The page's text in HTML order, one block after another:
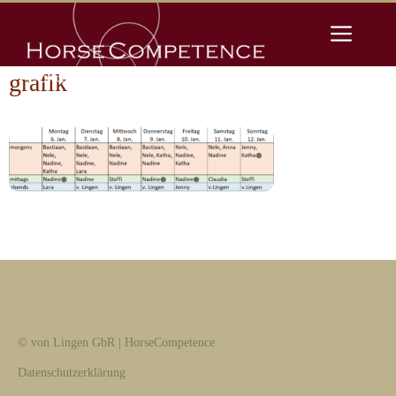
springen
grafik
© von Lingen GbR | HorseCompetence
Datenschutzerklärung